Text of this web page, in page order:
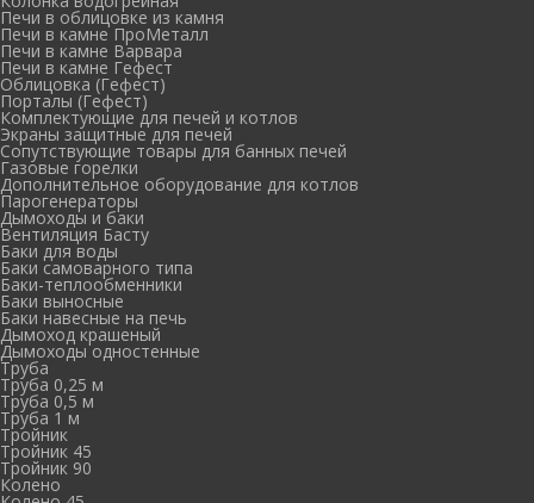
Печи в облицовке из камня
Печи в камне ПроМеталл
Печи в камне Варвара
Печи в камне Гефест
Облицовка (Гефест)
Порталы (Гефест)
Комплектующие для печей и котлов
Экраны защитные для печей
Сопутствующие товары для банных печей
Газовые горелки
Дополнительное оборудование для котлов
Парогенераторы
Дымоходы и баки
Вентиляция Басту
Баки для воды
Баки самоварного типа
Баки-теплообменники
Баки выносные
Баки навесные на печь
Дымоход крашеный
Дымоходы одностенные
Труба
Труба 0,25 м
Труба 0,5 м
Труба 1 м
Тройник
Тройник 45
Тройник 90
Колено